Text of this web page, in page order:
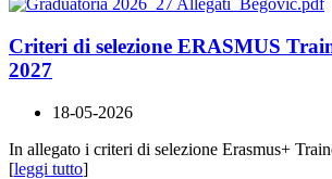
Criteri di selezione ERASMUS
2027
18-05-2026
In allegato i criteri di selezione Erasmus+
[leggi tutto]